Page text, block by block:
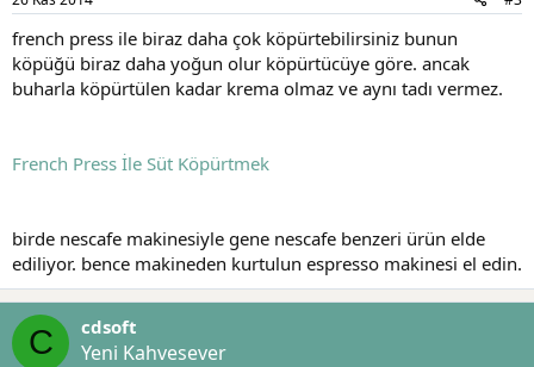
french press ile biraz daha çok köpürtebilirsiniz bunun
köpüğü biraz daha yoğun olur köpürtücüye göre. ancak
buharla köpürtülen kadar krema olmaz ve aynı tadı vermez.
French Press İle Süt Köpürtmek
birde nescafe makinesiyle gene nescafe benzeri ürün elde
ediliyor. bence makineden kurtulun espresso makinesi el edin.
C cdsoft
Yeni Kahvesever